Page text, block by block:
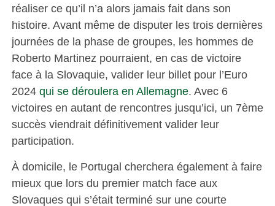
réaliser ce qu’il n’a alors jamais fait dans son
histoire. Avant même de disputer les trois dernières
journées de la phase de groupes, les hommes de
Roberto Martinez pourraient, en cas de victoire
face à la Slovaquie, valider leur billet pour l’Euro
2024 qui se déroulera en Allemagne. Avec 6
victoires en autant de rencontres jusqu’ici, un 7ème
succès viendrait définitivement valider leur
participation.
À domicile, le Portugal cherchera également à faire
mieux que lors du premier match face aux
Slovaques qui s’était terminé sur une courte